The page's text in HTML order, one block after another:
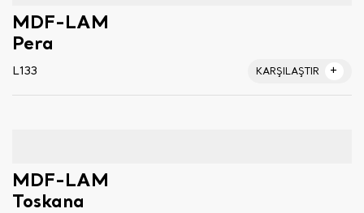
MDF-LAM
Pera
L133 KARŞILAŞTIR
MDF-LAM
Toskana